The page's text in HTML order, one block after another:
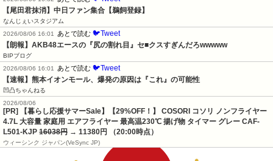
【尾田君抹消】中日ファン集合【鵜飼登録】
なんじぇいスタジアム
2026/08/06 16:01
あとで読む 🐦Tweet
【朗報】AKB48エースの『尻の割れ目』セ■クスすぎんだろwwwww
BIPブログ
2026/08/06 16:01
あとで読む 🐦Tweet
【速報】熊本イオンモール、爆発の原因は『これ』の可能性
凹凸ちゃんねる
2026/08/06
[PR] 【暮らし応援サマーSale】【29%OFF！】 COSORI コソリ ノンフライヤー
4.7L 大容量 家庭用 エアフライヤー 最高温230℃ 揚げ物 タイマー グレー CAF-
L501-KJP 16038円 → 11380円 （20:00時点）
ウィーシンク ジャパン(VeSync JP)